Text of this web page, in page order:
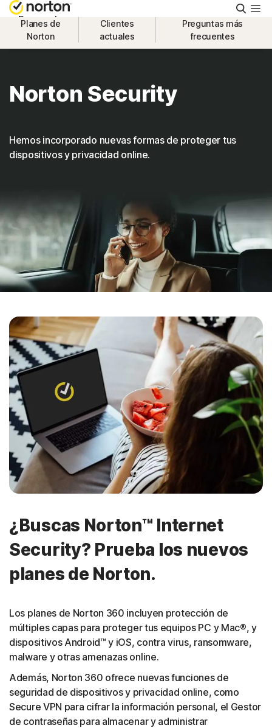
Personal
Asistencia
Prueba gratis
Iniciar sesión
Planes de
Norton
Clientes
actuales
Preguntas más
frecuentes
Norton Security
Hemos incorporado nuevas formas de proteger tus
dispositivos y privacidad online.
¿Buscas Norton™ Internet
Security? Prueba los nuevos
planes de Norton.
Los planes de Norton 360 incluyen protección de
múltiples capas para proteger tus equipos PC y Mac®, y
dispositivos Android™ y iOS, contra virus, ransomware,
malware y otras amenazas online.
Además, Norton 360 ofrece nuevas funciones de
seguridad de dispositivos y privacidad online, como
Secure VPN para cifrar la información personal, el Gestor
de contraseñas para almacenar y administrar